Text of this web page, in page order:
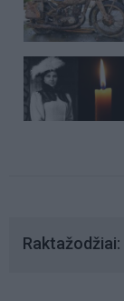
Raktažodžiai